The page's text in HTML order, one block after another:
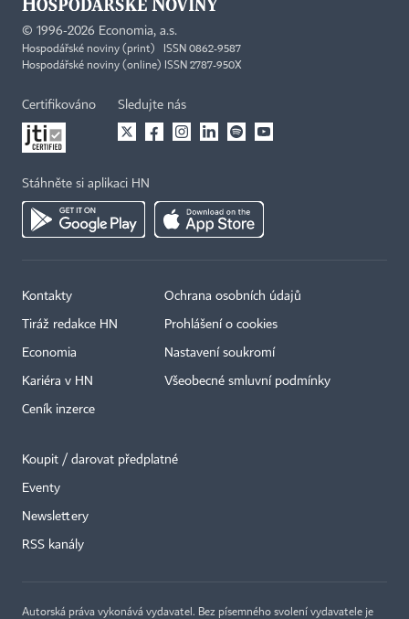
© 1996-2026 Economia, a.s.
Hospodářské noviny (print) ISSN 0862-9587
Hospodářské noviny (online) ISSN 2787-950X
Certifikováno Sledujte nás
Stáhněte si aplikaci HN
Kontakty
Tiráž redakce HN
Economia
Kariéra v HN
Ceník inzerce
Ochrana osobních údajů
Prohlášení o cookies
Nastavení soukromí
Všeobecné smluvní podmínky
Koupit / darovat předplatné
Eventy
Newslettery
RSS kanály
Autorská práva vykonává vydavatel. Bez písemného svolení vydavatele je